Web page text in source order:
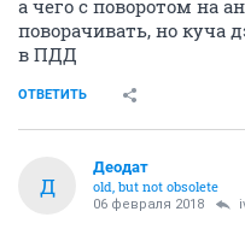
а чего с поворотом на
поворачивать, но куча
в ПДД
ОТВЕТИТЬ
Д
Деодат
old, but not obsolete
06 февраля 2018